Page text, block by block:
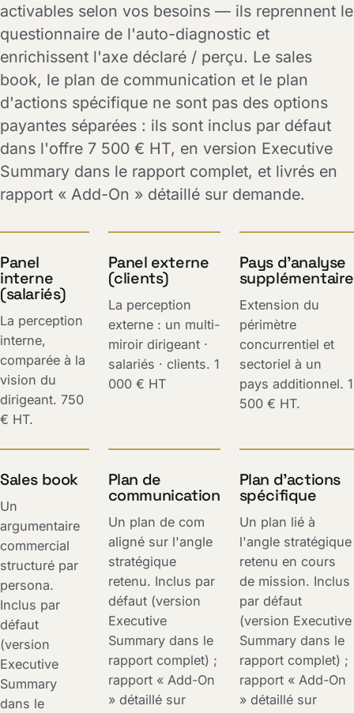
activables selon vos besoins — ils reprennent le
questionnaire de l'auto-diagnostic et
enrichissent l'axe déclaré / perçu. Le sales
book, le plan de communication et le plan
d'actions spécifique ne sont pas des options
payantes séparées : ils sont inclus par défaut
dans l'offre 7 500 € HT, en version Executive
Summary dans le rapport complet, et livrés en
rapport « Add-On » détaillé sur demande.
Panel
interne
(salariés)
La perception
interne,
comparée à la
vision du
dirigeant. 750
€ HT.
Panel externe
(clients)
La perception
externe : un multi-
miroir dirigeant ·
salariés · clients. 1
000 € HT
Pays d'analyse
supplémentaire
Extension du
périmètre
concurrentiel et
sectoriel à un
pays additionnel. 1
500 € HT.
Sales book
Un
argumentaire
commercial
structuré par
persona.
Inclus par
défaut
(version
Executive
Summary
dans le
Plan de
communication
Un plan de com
aligné sur l'angle
stratégique
retenu. Inclus par
défaut (version
Executive
Summary dans le
rapport complet) ;
rapport « Add-On
» détaillé sur
Plan d'actions
spécifique
Un plan lié à
l'angle stratégique
retenu en cours
de mission. Inclus
par défaut
(version Executive
Summary dans le
rapport complet) ;
rapport « Add-On
» détaillé sur